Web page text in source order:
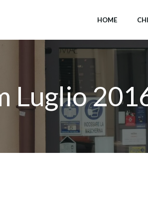
HOME
Luglio